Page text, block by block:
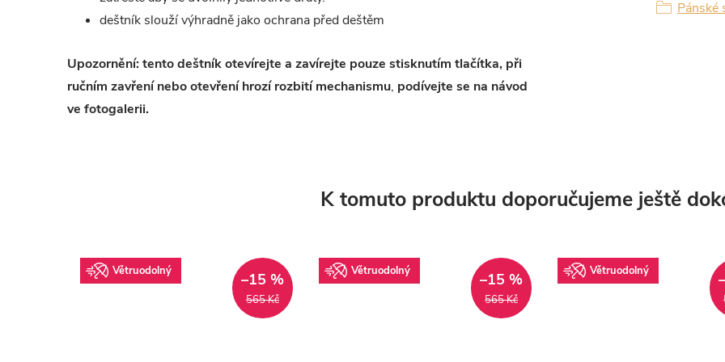
deštník slouží výhradně jako ochrana před deštěm
Upozornění: tento deštník otevírejte a zavírejte pouze stisknutím tlačítka, při
ručním zavření nebo otevření hrozí rozbití mechanismu, podívejte se na návod
ve fotogalerii.
Pánské
K tomuto produktu doporučujeme ještě
Větruodolný
565 Kč
–15 % Větruodolný
565 Kč
–15 % Větruodolný